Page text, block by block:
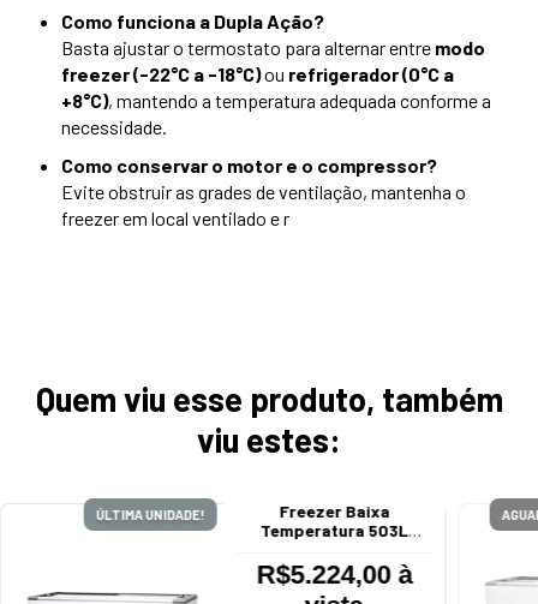
Como funciona a Dupla Ação?
Basta ajustar o termostato para alternar entre modo
freezer (-22°C a -18°C)ou refrigerador (0°C a
+8°C), mantendo a temperatura adequada conforme a
necessidade.
Como conservar o motor e o compressor?
Evite obstruir as grades de ventilação, mantenha o
freezer em local ventilado e r
Quem viu esse produto, também
viu estes:
ÚLTIMA UNIDADE!
Freezer Baixa
Temperatura 503L
Vidro 220V
R$5.224,00 à